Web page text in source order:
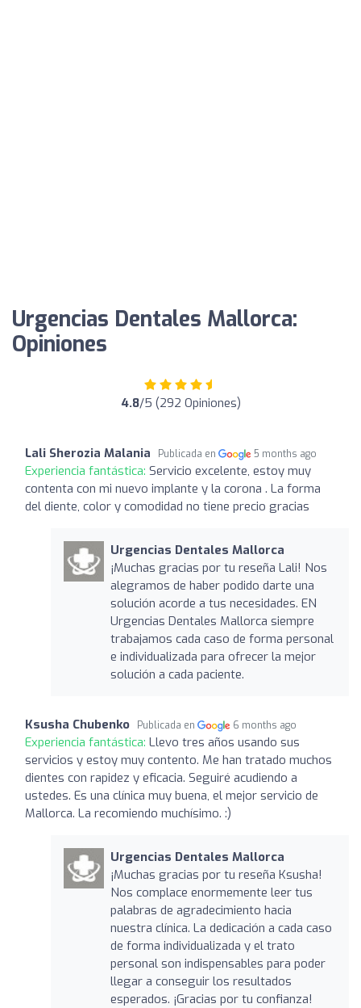
Urgencias Dentales Mallorca:
Opiniones
4.8/5 (292 Opiniones)
Lali Sherozia Malania Publicada en 5 months ago
Experiencia fantástica: Servicio excelente, estoy muy
contenta con mi nuevo implante y la corona . La forma
del diente, color y comodidad no tiene precio gracias
Urgencias Dentales Mallorca
¡Muchas gracias por tu reseña Lali! Nos
alegramos de haber podido darte una
solución acorde a tus necesidades. EN
Urgencias Dentales Mallorca siempre
trabajamos cada caso de forma personal
e individualizada para ofrecer la mejor
solución a cada paciente.
Ksusha Chubenko Publicada en 6 months ago
Experiencia fantástica: Llevo tres años usando sus
servicios y estoy muy contento. Me han tratado muchos
dientes con rapidez y eficacia. Seguiré acudiendo a
ustedes. Es una clínica muy buena, el mejor servicio de
Mallorca. La recomiendo muchísimo. :)
Urgencias Dentales Mallorca
¡Muchas gracias por tu reseña Ksusha!
Nos complace enormemente leer tus
palabras de agradecimiento hacia
nuestra clínica. La dedicación a cada caso
de forma individualizada y el trato
personal son indispensables para poder
llegar a conseguir los resultados
esperados. ¡Gracias por tu confianza!